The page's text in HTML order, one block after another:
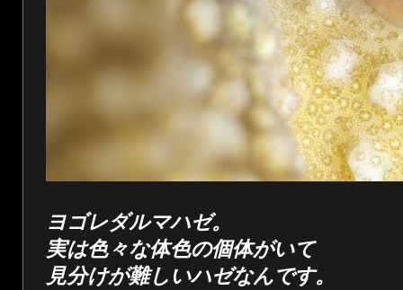
ヨゴレダルマハゼ。
実は色々な体色の個体がいて
見分けが難しいハゼなんです。